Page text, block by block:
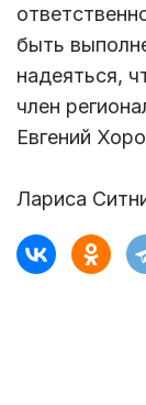
быть
надеяться,
член
Евгений
Лариса